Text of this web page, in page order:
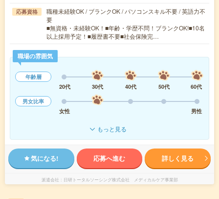
応募資格
職種未経験OK / ブランクOK / パソコンスキル不要 / 英語力不
要
■無資格・未経験OK！■年齢・学歴不問！ブランクOK!■10名
以上採用予定！■履歴書不要■社会保険完…
職場の雰囲気
年齢層
20代
30代 40代 50代
60代
男女比率
女性
男性
もっと見る
気になる! 応募へ進む 詳しく見る
派遣会社 日研トータルソーシング株式会社 メディカルケア事業部